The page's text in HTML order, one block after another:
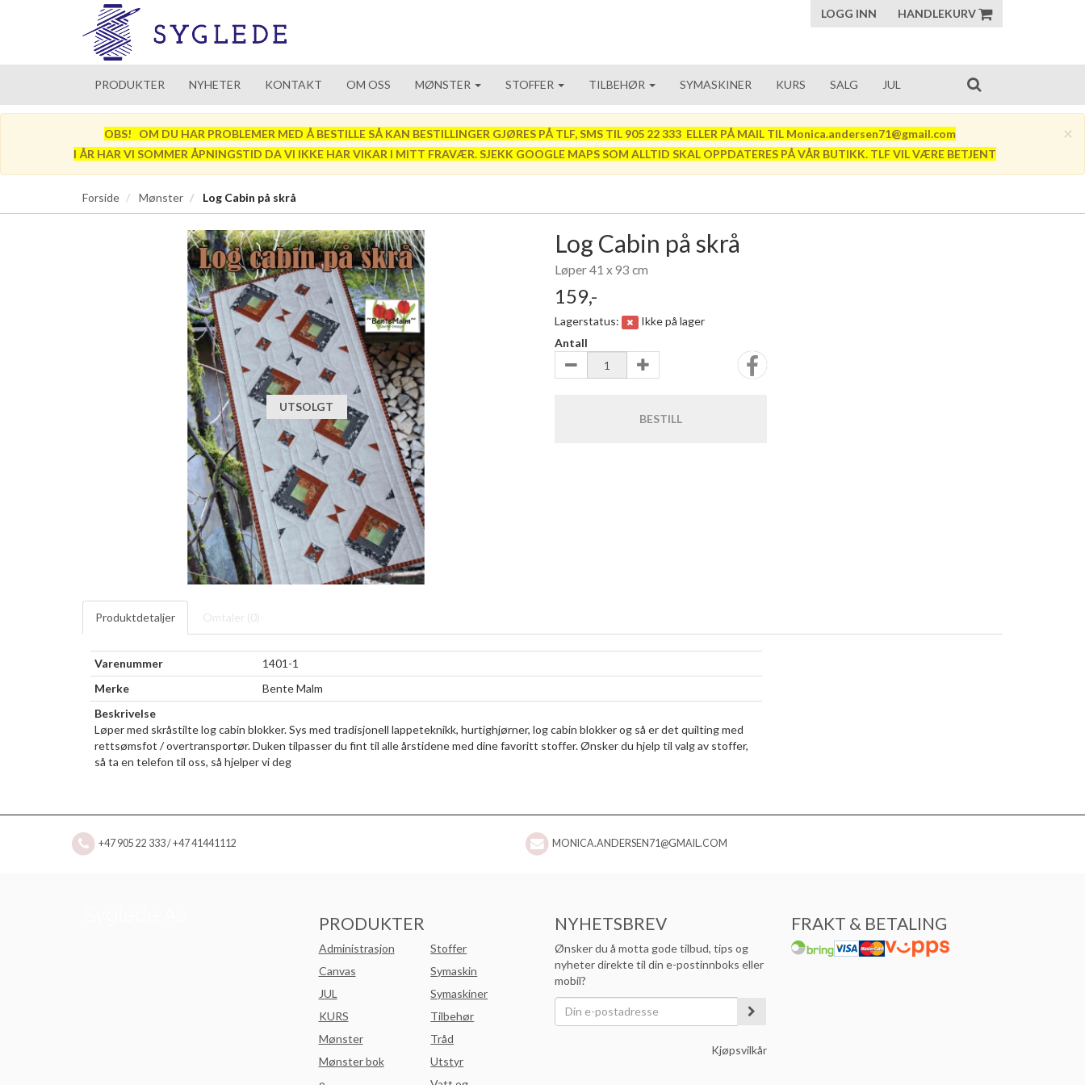
LOGG INN HANDLEKURV
PRODUKTER NYHETER KONTAKT OM OSS MØNSTER STOFFER TILBEHØR SYMASKINER KURS SALG JUL
×
OBS! OM DU HAR PROBLEMER MED Å BESTILLE SÅ KAN BESTILLINGER GJØRES PÅ TLF, SMS TIL 905 22 333 ELLER PÅ MAIL TIL Monica.andersen71@gmail.com
I ÅR HAR VI SOMMER ÅPNINGSTID DA VI IKKE HAR VIKAR I MITT FRAVÆR. SJEKK GOOGLE MAPS SOM ALLTID SKAL OPPDATERES PÅ VÅR BUTIKK. TLF VIL VÆRE BETJENT
Forside Mønster Log Cabin på skrå
UTSOLGT
Log Cabin på skrå
Løper 41 x 93 cm
159,-
Lagerstatus:
Ikke på lager
Antall
BESTILL
Produktdetaljer Omtaler (0)
Varenummer
1401-1
Merke
Bente Malm
Beskrivelse
Løper med skråstilte log cabin blokker. Sys med tradisjonell lappeteknikk, hurtighjørner, log cabin blokker og så er det quilting med
rettsømsfot / overtransportør. Duken tilpasser du fint til alle årstidene med dine favoritt stoffer. Ønsker du hjelp til valg av stoffer,
så ta en telefon til oss, så hjelper vi deg
+47 905 22 333 / +47 41441112 MONICA.ANDERSEN71@GMAIL.COM
PRODUKTER
Administrasjon
Canvas
JUL
KURS
Mønster
Mønster bok
Stoffer
Symaskin
Symaskiner
Tilbehør
Tråd
Utstyr
NYHETSBREV
Ønsker du å motta gode tilbud, tips og
nyheter direkte til din e-postinnboks eller
mobil?
Kjøpsvilkår
FRAKT & BETALING